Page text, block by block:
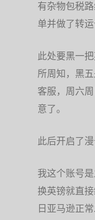
有杂物包税
单并做了转运
此处要黑一
所周知，黑
客服，周六
意了。
此后开启了
我这个账号
换英镑就直
日亚马逊正